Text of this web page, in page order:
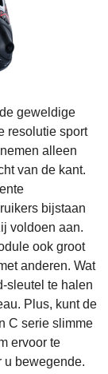
geweldige
resolutie sport
alleen
van de kant.
bijstaan
voldoen aan.
ook groot
anderen. Wat
sleutel te halen
Plus, kunt de
C serie slimme
ervoor te
u bewegende.